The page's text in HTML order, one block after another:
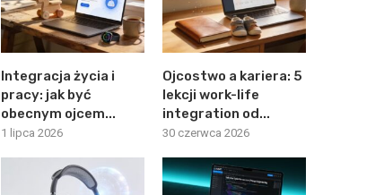
Integracja życia i
pracy: jak być
obecnym ojcem...
1 lipca 2026
Ojcostwo a kariera: 5
lekcji work-life
integration od...
30 czerwca 2026